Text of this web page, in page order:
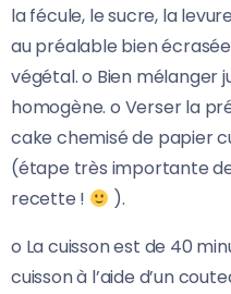
la fécule, le sucre, la
au préalable bien écrasée
végétal. o Bien mélanger
homogène. o Verser la
cake chemisé de papier
(étape très importante
recette !
).
o La cuisson est de 40
cuisson à l’aide d’un